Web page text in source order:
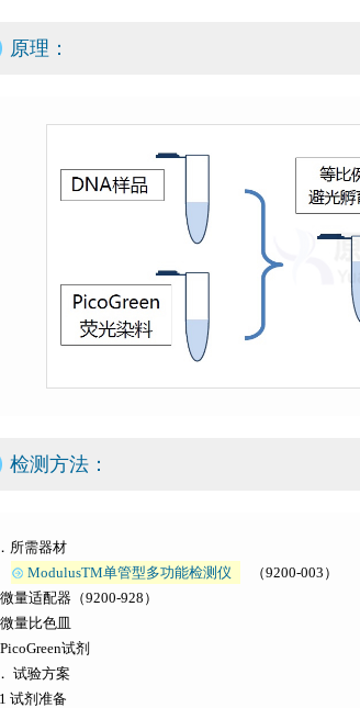
原理：
检测方法：
所需器材
ModulusTM单管型多功能检测仪
（9200-003）
量适配器（9200-928）
量比色皿
试剂
试验方案
试剂准备